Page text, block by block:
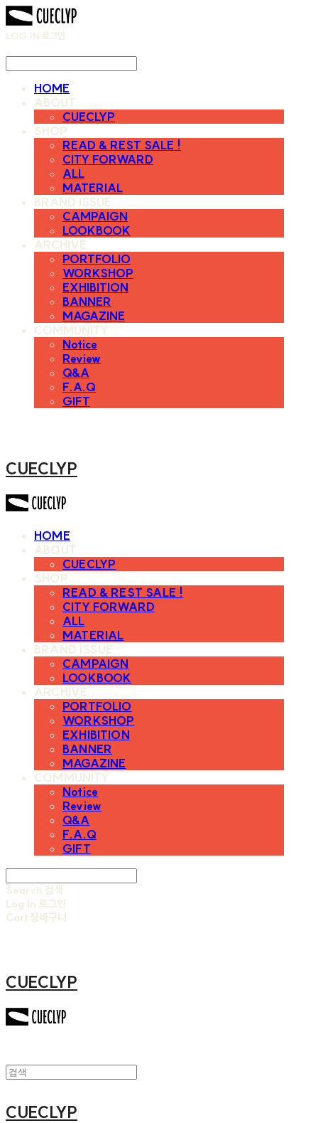
LOG IN 로그인
HOME
ABOUT
CUECLYP
SHOP
READ & REST SALE !
CITY FORWARD
ALL
MATERIAL
BRAND ISSUE
CAMPAIGN
LOOKBOOK
ARCHIVE
PORTFOLIO
WORKSHOP
EXHIBITION
BANNER
MAGAZINE
COMMUNITY
Notice
Review
Q&A
F.A.Q
GIFT
CUECLYP
HOME
ABOUT
CUECLYP
SHOP
READ & REST SALE !
CITY FORWARD
ALL
MATERIAL
BRAND ISSUE
CAMPAIGN
LOOKBOOK
ARCHIVE
PORTFOLIO
WORKSHOP
EXHIBITION
BANNER
MAGAZINE
COMMUNITY
Notice
Review
Q&A
F.A.Q
GIFT
Search 검색
Log In 로그인
Cart장바구니
CUECLYP
CUECLYP